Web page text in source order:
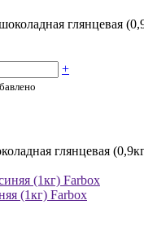
+
глянцевая
(1кг) Farbox